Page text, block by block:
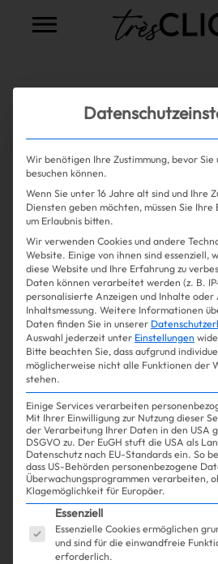
Shopping
Gossip
Experience
Win Win
Alle Artikel zum
Shopping Beauty|
Dieses Haar-
verwandelt meine
Sekunden von
Mehr lesen
Wir benötigen Ihre Zustimmung, bevor
besuchen können.
Wenn Sie unter 16 Jahre alt sind und Ihre
Diensten geben möchten, müssen Sie
um Erlaubnis bitten.
Wir verwenden Cookies und andere
Website. Einige von ihnen sind essenziell,
diese Website und Ihre Erfahrung zu
Daten können verarbeitet werden (z. B.
personalisierte Anzeigen und Inhalte oder
Inhaltsmessung. Weitere Informationen
Daten finden Sie in unserer
Auswahl jederzeit unter Einstellungen
Bitte beachten Sie, dass aufgrund
möglicherweise nicht alle Funktionen der
stehen.
Einige Services verarbeiten
Mit Ihrer Einwilligung zur Nutzung dieser
der Verarbeitung Ihrer Daten in den USA
DSGVO zu. Der EuGH stuft die USA als
Datenschutz nach EU-Standards ein. So
dass US-Behörden personenbezogene
Überwachungsprogrammen verarbeiten,
Klagemöglichkeit für Europäer.
Es folgt eine Liste der
Essenziell
Essenzielle Cookies ermöglichen
und sind für die einwandfreie
erforderlich.